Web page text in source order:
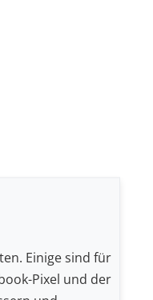
Einige sind für
Pixel und der